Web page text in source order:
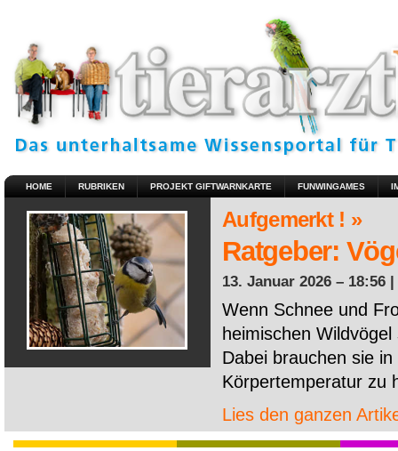
HOME RUBRIKEN PROJEKT GIFTWARNKARTE FUNWINGAMES
Aufgemerkt ! »
Ratgeber:
13. Januar 2026 – 18:56 |
Wenn Schnee und
heimischen
Dabei brauchen sie
Körpertemperatur zu
Lies den ganzen